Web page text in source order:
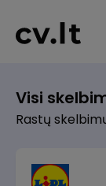
Visi
Rastų